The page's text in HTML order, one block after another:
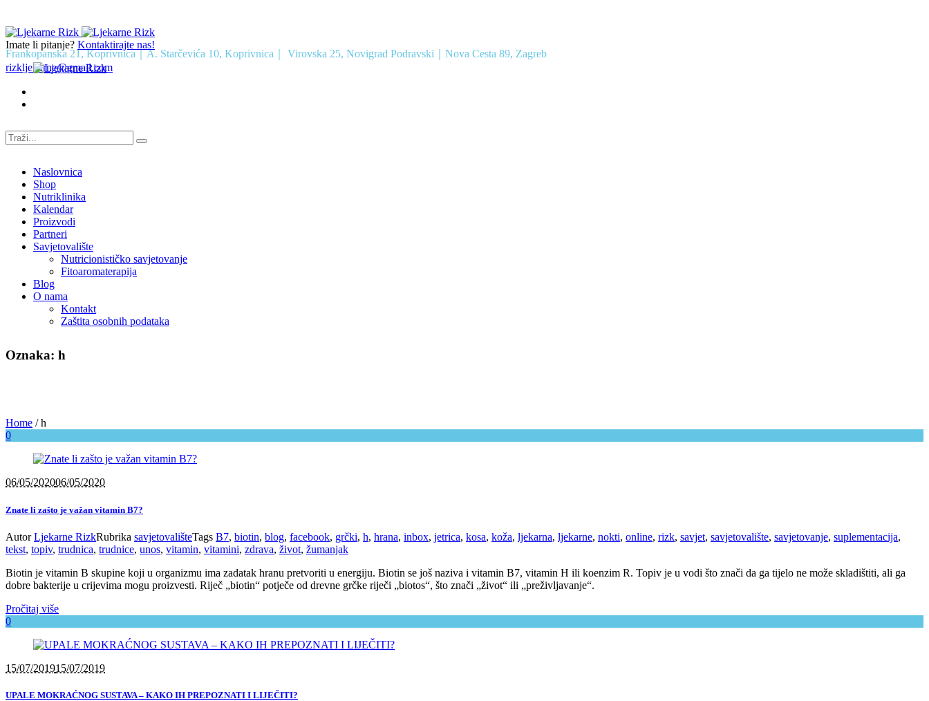
Frankopanska 21, Koprivnica｜A. Starčevića 10, Koprivnica｜ Virovska 25, Novigrad Podravski｜Nova Cesta 89, Zagreb
rizkljekarne@gmail.com
Imate li pitanje? Kontaktirajte nas!
Naslovnica
Shop
Nutriklinika
Kalendar
Proizvodi
Partneri
Savjetovalište
Nutricionističko savjetovanje
Fitoaromaterapija
Blog
O nama
Kontakt
Zaštita osobnih podataka
Oznaka: h
Home /h
0
06/05/202006/05/2020
Znate li zašto je važan vitamin B7?
AutorLjekarne RizkRubrika savjetovališteTags B7, biotin, blog, facebook, grčki, h, hrana, inbox, jetrica, kosa, koža, ljekarna, ljekarne, nokti, online, rizk, savjet, savjetovalište, savjetovanje, suplementacija,
tekst, topiv, trudnica, trudnice, unos, vitamin, vitamini, zdrava, život, žumanjak
Biotin je vitamin B skupine koji u organizmu ima zadatak hranu pretvoriti u energiju. Biotin se još naziva i vitamin B7, vitamin H ili koenzim R. Topiv je u vodi što znači da ga tijelo ne može skladištiti, ali ga
dobre bakterije u crijevima mogu proizvesti. Riječ „biotin“ potječe od drevne grčke riječi „biotos“, što znači „život“ ili „preživljavanje“.
Pročitaj više
0
15/07/201915/07/2019
UPALE MOKRAĆNOG SUSTAVA – KAKO IH PREPOZNATI I LIJEČITI?